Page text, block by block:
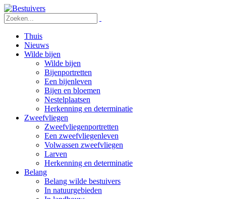
Thuis
Nieuws
Wilde bijen
Wilde bijen
Bijenportretten
Een bijenleven
Bijen en bloemen
Nestelplaatsen
Herkenning en determinatie
Zweefvliegen
Zweefvliegenportretten
Een zweefvliegenleven
Volwassen zweefvliegen
Larven
Herkenning en determinatie
Belang
Belang wilde bestuivers
In natuurgebieden